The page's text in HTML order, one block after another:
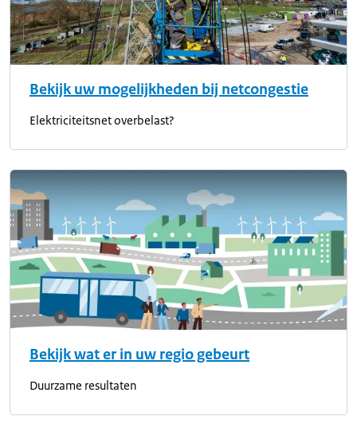
Bekijk uw mogelijkheden bij netcongestie
Elektriciteitsnet overbelast?
Bekijk wat er in uw regio gebeurt
Duurzame resultaten